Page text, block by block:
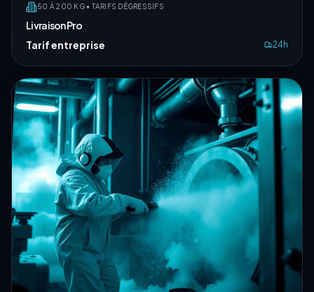
50 À 200 KG • TARIFS DÉGRESSIFS
Livraison Pro
Tarif entreprise
24h